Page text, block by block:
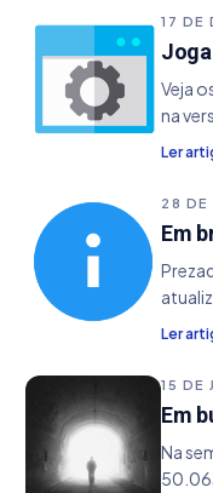
17 DE
Veja
na
para
para
Ler
28 DE
Em
cartão
Ler
15 DE
Em
Na